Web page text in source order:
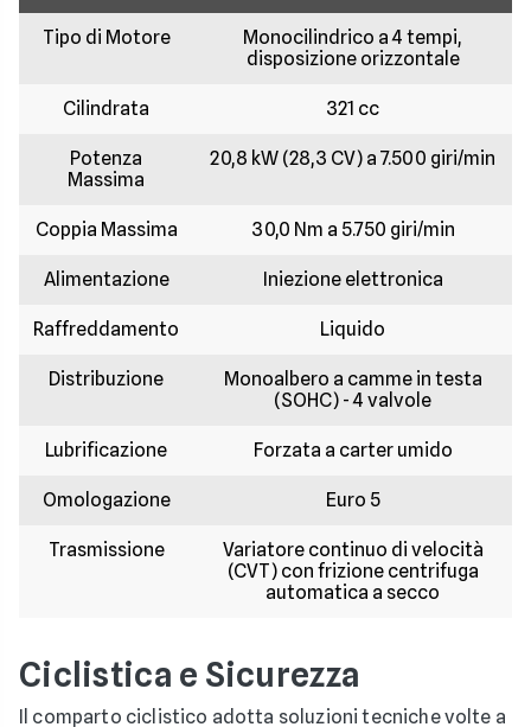
Tipo di Motore
Monocilindrico a 4 tempi,
disposizione orizzontale
Cilindrata 321 cc
Potenza
Massima
20,8 kW (28,3 CV) a 7.500 giri/min
Coppia Massima 30,0 Nm a 5.750 giri/min
Alimentazione Iniezione elettronica
Raffreddamento Liquido
Distribuzione
Monoalbero a camme in testa
(SOHC) - 4 valvole
Lubrificazione Forzata a carter umido
Omologazione Euro 5
Trasmissione
Variatore continuo di velocità
(CVT) con frizione centrifuga
automatica a secco
Ciclistica e Sicurezza
Il comparto ciclistico adotta soluzioni tecniche volte a